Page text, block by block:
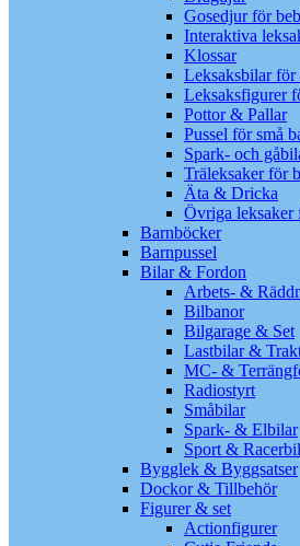
Gosedjur för
Interaktiva
Klossar
Leksaksbilar för
Leksaksfigurer
Pottor & Pallar
Pussel för små
Spark- och
Träleksaker för
Äta & Dricka
Övriga leksaker
Barnböcker
Barnpussel
Bilar & Fordon
Arbets- &
Bilbanor
Bilgarage & Set
Lastbilar &
MC- &
Radiostyrt
Småbilar
Spark- & Elbilar
Sport &
Bygglek & Byggsatser
Dockor & Tillbehör
Figurer & set
Actionfigurer